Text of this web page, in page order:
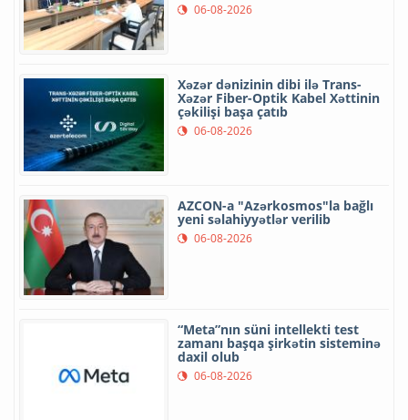
06-08-2026
Xəzər dənizinin dibi ilə Trans-
Xəzər Fiber-Optik Kabel Xəttinin
çəkilişi başa çatıb
06-08-2026
AZCON-a "Azərkosmos"la bağlı
yeni səlahiyyətlər verilib
06-08-2026
“Meta”nın süni intellekti test
zamanı başqa şirkətin sisteminə
daxil olub
06-08-2026